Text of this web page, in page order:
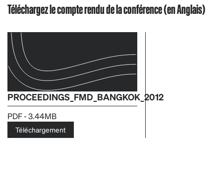
Téléchargez le compte rendu de la conférence (en Anglais)
PROCEEDINGS_FMD_BANGKOK_2012
PDF - 3.44MB
Téléchargement